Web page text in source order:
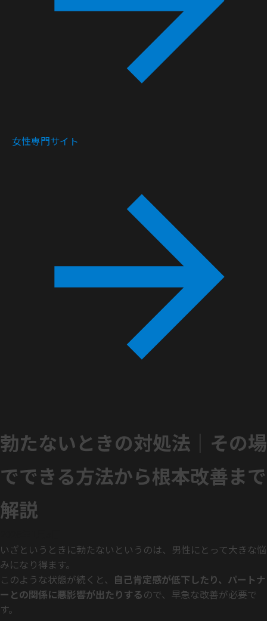
女性専門サイト
勃たないときの対処法｜その場
でできる方法から根本改善まで
解説
いざというときに勃たないというのは、男性にとって大きな悩
みになり得ます。
このような状態が続くと、 自己肯定感が低下したり、パートナ
ーとの関係に悪影響が出たりするので、早急な改善が必要で
す。